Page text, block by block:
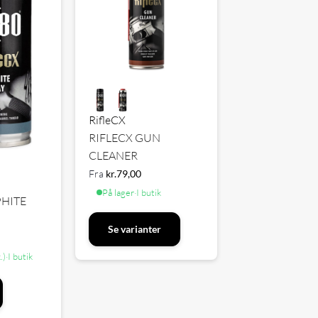
·I butik
RifleCX
RIFLECX GUN
CLEANER
Fra kr.79,00
På lager·I butik
Se varianter